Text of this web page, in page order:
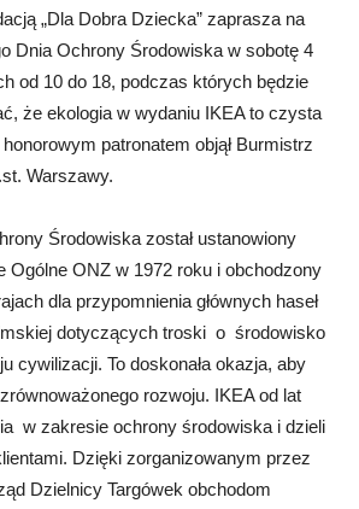
„Dla Dobra Dziecka” zaprasza na
Dnia Ochrony Środowiska w sobotę 4
od 10 do 18, podczas których będzie
że ekologia w wydaniu IKEA to czysta
patronatem objął Burmistrz
Warszawy.
Środowiska został ustanowiony
Ogólne ONZ w 1972 roku i obchodzony
dla przypomnienia głównych haseł
dotyczących troski o środowisko
cywilizacji. To doskonała okazja, aby
rozwoju. IKEA od lat
w zakresie ochrony środowiska i dzieli
Dzięki zorganizowanym przez
Dzielnicy Targówek obchodom